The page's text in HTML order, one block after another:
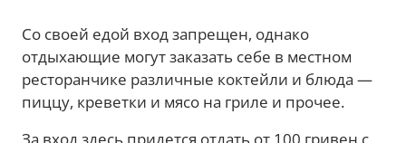
Со своей едой вход запрещен, однако
отдыхающие могут заказать себе в местном
ресторанчике различные коктейли и блюда —
пиццу, креветки и мясо на гриле и прочее.
За вход здесь придется отдать от 100 гривен с